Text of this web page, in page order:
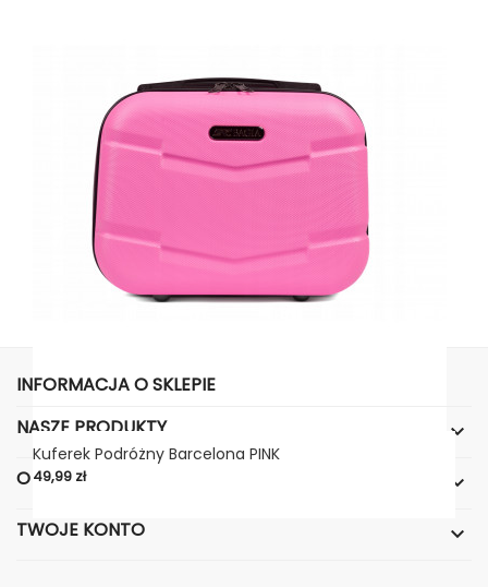
Kuferek Podróżny Barcelona PINK
Cena
49,99 zł
INFORMACJA O SKLEPIE
NASZE PRODUKTY

O NASZEJ FIRMIE 
TWOJE KONTO 